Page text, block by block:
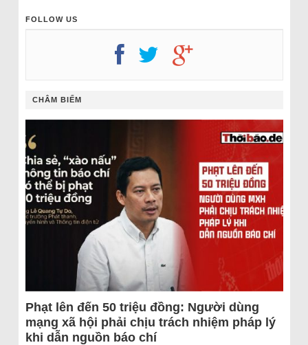
FOLLOW US
CHÂM BIẾM
Phạt lên đến 50 triệu đồng: Người dùng
mạng xã hội phải chịu trách nhiệm pháp lý
khi dẫn nguồn báo chí